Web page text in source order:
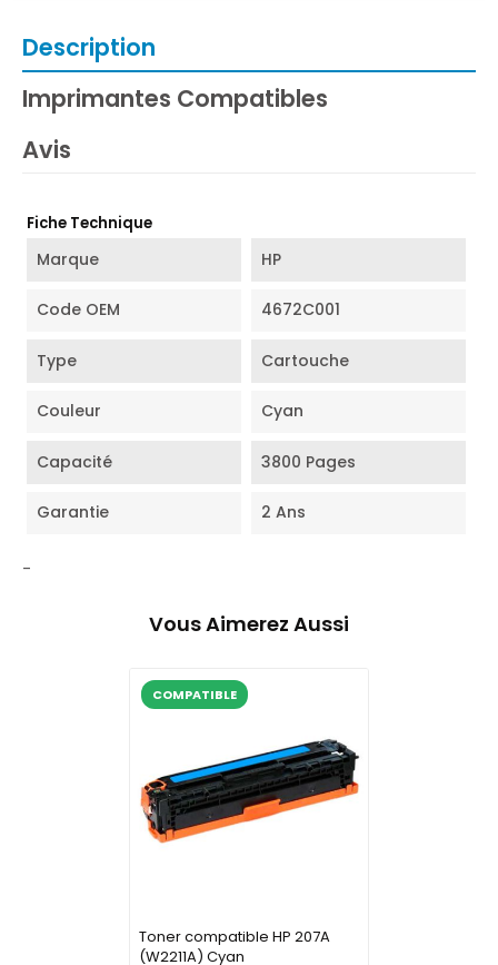
Description
Imprimantes Compatibles
Avis
Fiche Technique
Marque HP
Code OEM 4672C001
Type Cartouche
Couleur Cyan
Capacité 3800 Pages
Garantie 2 Ans
-
Vous Aimerez Aussi
COMPATIBLE
Toner compatible HP 207A
(W2211A) Cyan